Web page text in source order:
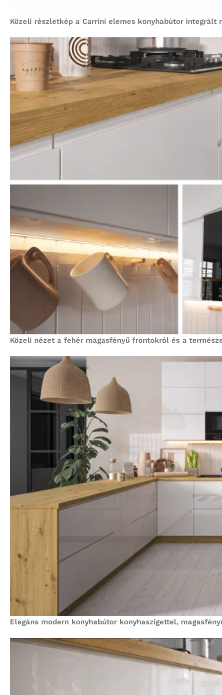
Közeli részletkép a Carrini elemes konyhabútor integrált
Közeli nézet a fehér magasfényű frontokról és a
Elegáns modern konyhabútor konyhaszigettel,